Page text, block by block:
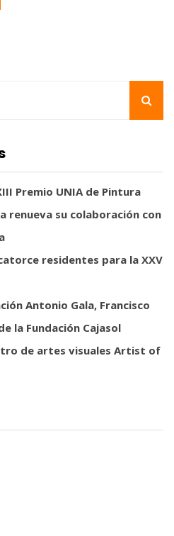
Premio UNIA de Pintura
renueva su colaboración con
residentes para la XXV
Antonio Gala, Francisco
la Fundación Cajasol
de artes visuales Artist of